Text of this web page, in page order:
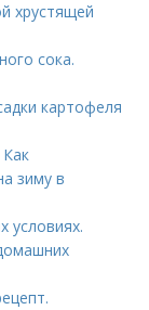
хрустящей
сока.
картофеля
зиму в
условиях.